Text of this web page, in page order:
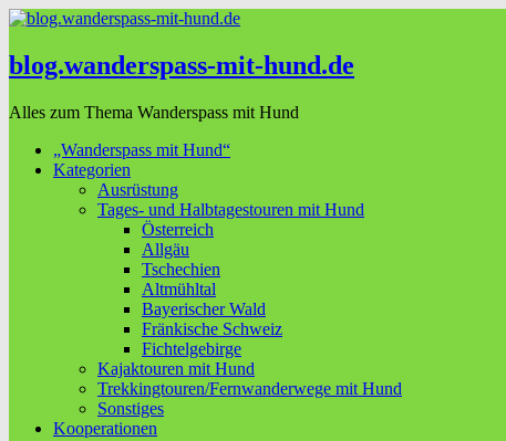
blog.wanderspass-mit-hund.de
Alles zum Thema Wanderspass mit Hund
„Wanderspass mit Hund“
Kategorien
Ausrüstung
Tages- und Halbtagestouren mit Hund
Österreich
Allgäu
Tschechien
Altmühltal
Bayerischer Wald
Fränkische Schweiz
Fichtelgebirge
Kajaktouren mit Hund
Trekkingtouren/Fernwanderwege mit Hund
Sonstiges
Kooperationen